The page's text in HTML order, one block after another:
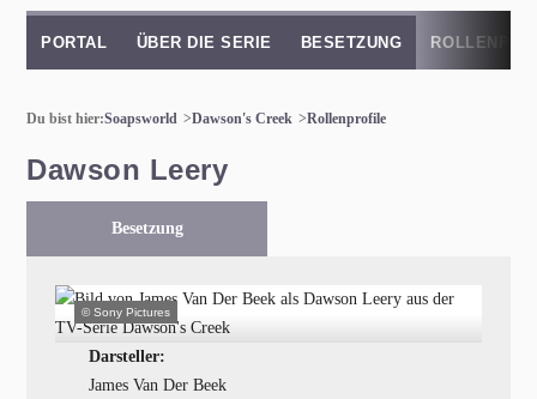
PORTAL ÜBER DIE SERIE BESETZUNG
Du bist hier:Soapsworld Dawson's Creek Rollenprofile
Dawson Leery
Besetzung
© Sony Pictures
Darsteller:
James Van Der Beek